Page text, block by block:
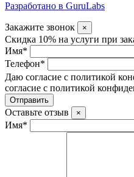
Разработано в GuruLabs
Закажите звонок ×
Скидка 10% на услуги при
Имя*
Телефон*
Даю согласие с политикой
согласие с политикой
Оставьте отзыв ×
Имя*